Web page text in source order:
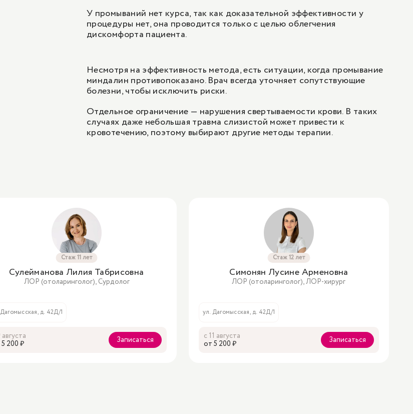
У промываний нет курса, так как доказательной эффективности у
процедуры нет, она проводится только с целью облегчения
дискомфорта пациента.
Несмотря на эффективность метода, есть ситуации, когда промывание
миндалин противопоказано. Врач всегда уточняет сопутствующие
болезни, чтобы исключить риски.
Отдельное ограничение — нарушения свертываемости крови. В таких
случаях даже небольшая травма слизистой может привести к
кровотечению, поэтому выбирают другие методы терапии.
Стаж 11 лет
Сулейманова Лилия Табрисовна
ЛОР (отоларинголог), Сурдолог
д. 42Д/1
августа
200 ₽
Записаться
Стаж 12 лет
Симонян Лусине Арменовна
ЛОР (отоларинголог), ЛОР-хирург
ул. Дагомысская, д. 42Д/1
с 11 августа
oт 5 200 ₽
Записаться